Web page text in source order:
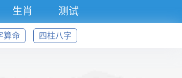
生肖 测试
算命 四柱八字